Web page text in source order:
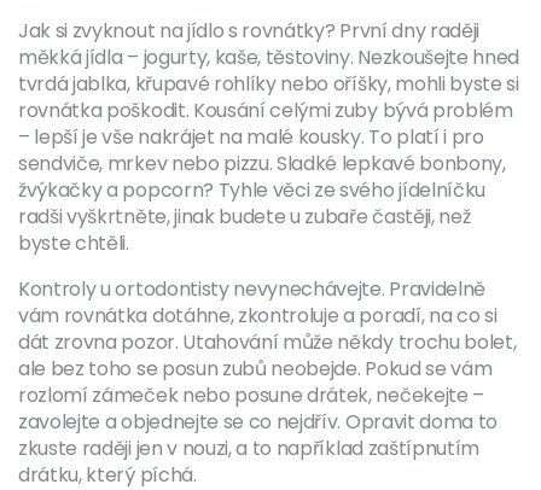
Jak si zvyknout na jídlo s rovnátky? První dny raději
měkká jídla – jogurty, kaše, těstoviny. Nezkoušejte hned
tvrdá jablka, křupavé rohlíky nebo oříšky, mohli byste si
rovnátka poškodit. Kousání celými zuby bývá problém
– lepší je vše nakrájet na malé kousky. To platí i pro
sendviče, mrkev nebo pizzu. Sladké lepkavé bonbony,
žvýkačky a popcorn? Tyhle věci ze svého jídelníčku
radši vyškrtněte, jinak budete u zubaře častěji, než
byste chtěli.
Kontroly u ortodontisty nevynechávejte. Pravidelně
vám rovnátka dotáhne, zkontroluje a poradí, na co si
dát zrovna pozor. Utahování může někdy trochu bolet,
ale bez toho se posun zubů neobejde. Pokud se vám
rozlomí zámeček nebo posune drátek, nečekejte –
zavolejte a objednejte se co nejdřív. Opravit doma to
zkuste raději jen v nouzi, a to například zaštípnutím
drátku, který píchá.